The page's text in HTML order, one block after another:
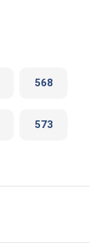
568
573